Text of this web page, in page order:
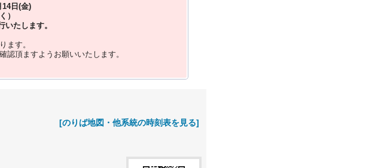
14日(金)
）
いたします。
ます。
認頂ますようお願いいたします。
[のりば地図・他系統の時刻表を見る]